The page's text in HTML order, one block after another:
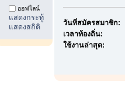
ออฟไลน์
แสดงกระทู้
แสดงสถิติ
วันที่สมัครสมาชิก:
เวลาท้องถิ่น:
ใช้งานล่าสุด: